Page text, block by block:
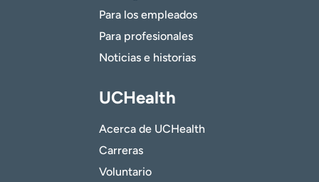
Para los empleados
Para profesionales
Noticias e historias
UCHealth
Acerca de UCHealth
Carreras
Voluntario